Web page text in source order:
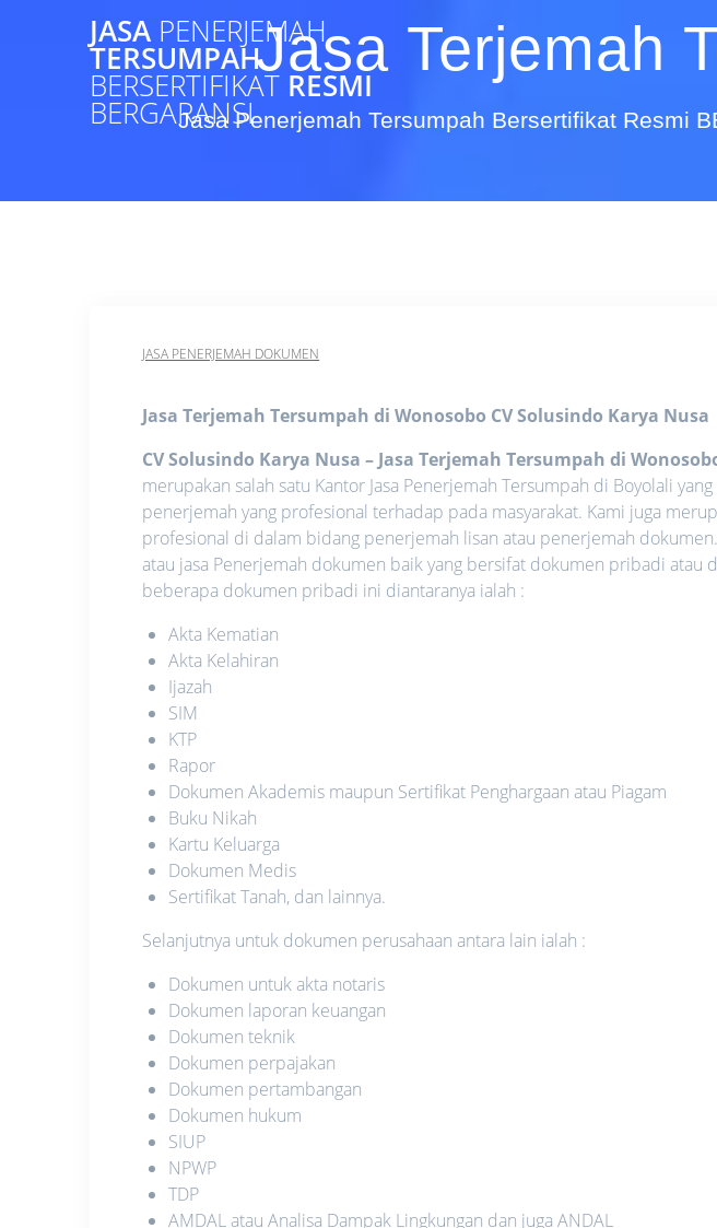
JASA PENERJEMAH
TERSUMPAH
BERSERTIFIKAT RESMI
BERGARANSI
Jasa Terjemah
Jasa Penerjemah Tersumpah Bersertifikat Resmi
JASA PENERJEMAH DOKUMEN
Jasa Terjemah Tersumpah di Wonosobo CV Solusindo Karya Nusa
CV Solusindo Karya Nusa – Jasa Terjemah Tersumpah di
merupakan salah satu Kantor Jasa Penerjemah Tersumpah di Boyolali
penerjemah yang profesional terhadap pada masyarakat. Kami juga
profesional di dalam bidang penerjemah lisan atau penerjemah
atau jasa Penerjemah dokumen baik yang bersifat dokumen pribadi atau
beberapa dokumen pribadi ini diantaranya ialah :
Akta Kematian
Akta Kelahiran
Ijazah
SIM
KTP
Rapor
Dokumen Akademis maupun Sertifikat Penghargaan atau Piagam
Buku Nikah
Kartu Keluarga
Dokumen Medis
Sertifikat Tanah, dan lainnya.
Selanjutnya untuk dokumen perusahaan antara lain ialah :
Dokumen untuk akta notaris
Dokumen laporan keuangan
Dokumen teknik
Dokumen perpajakan
Dokumen pertambangan
Dokumen hukum
SIUP
NPWP
TDP
AMDAL atau Analisa Dampak Lingkungan dan juga ANDAL